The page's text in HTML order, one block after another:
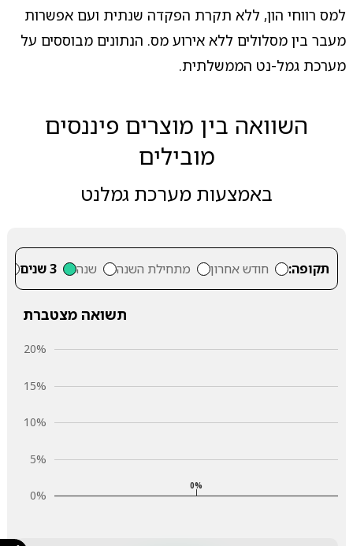
למס רווחי הון, ללא תקרת הפקדה שנתית ועם אפשרות
מעבר בין מסלולים ללא אירוע מס. הנתונים מבוססים על
מערכת גמל-נט הממשלתית.
השוואה בין מוצרים פיננסים
מובילים
באמצעות מערכת גמלנט
תקופה: חודש אחרון מתחילת השנה שנה 3 שנים
תשואה מצטברת
0%
5%
10%
15%
20%
0%